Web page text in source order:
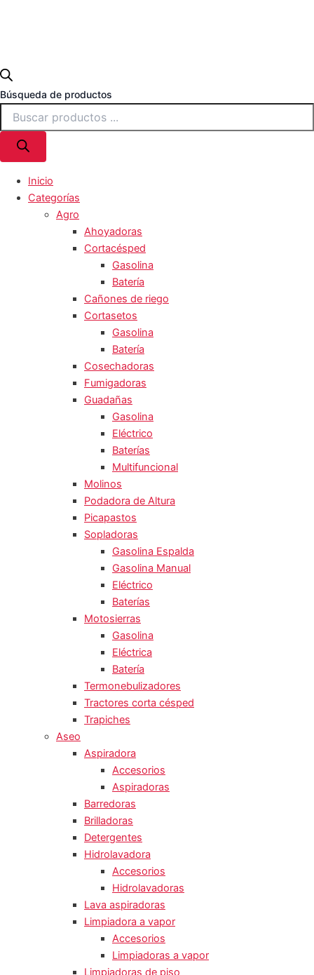
Búsqueda de productos
Inicio
Categorías
Agro
Ahoyadoras
Cortacésped
Gasolina
Batería
Cañones de riego
Cortasetos
Gasolina
Batería
Cosechadoras
Fumigadoras
Guadañas
Gasolina
Eléctrico
Baterías
Multifuncional
Molinos
Podadora de Altura
Picapastos
Sopladoras
Gasolina Espalda
Gasolina Manual
Eléctrico
Baterías
Motosierras
Gasolina
Eléctrica
Batería
Termonebulizadores
Tractores corta césped
Trapiches
Aseo
Aspiradora
Accesorios
Aspiradoras
Barredoras
Brilladoras
Detergentes
Hidrolavadora
Accesorios
Hidrolavadoras
Lava aspiradoras
Limpiadora a vapor
Accesorios
Limpiadoras a vapor
Limpiadoras de piso